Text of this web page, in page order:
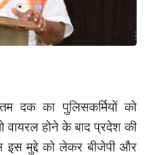
दक का पुलिसकर्मियों को
वायरल होने के बाद प्रदेश की
इस मुद्दे को लेकर बीजेपी और